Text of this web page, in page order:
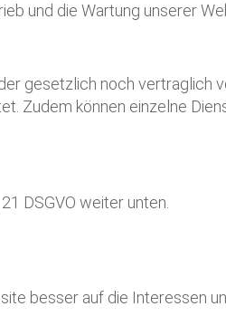
und die Wartung unserer
gesetzlich noch vertraglich
Zudem können einzelne
DSGVO weiter unten.
besser auf die Interessen